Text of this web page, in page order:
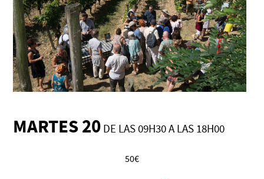
MARTES 20 DE LAS 09H30 A LAS 18H00
50€